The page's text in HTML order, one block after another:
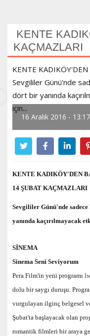
KENTE
KAÇMAZLARI
KENTE
Sevgililer Günü'nde
dört bir yanında
için...
16 Aralık 2016 - 13:17
KENTE KADIKÖY'DEN
14 ŞUBAT KAÇMAZLARI
Sevgililer Günü'nde
yanında kaçırılmayacak
SİNEMA
Sinema Seni Seviyorum
Pera Film'in yeni programı
dolu bir saygı duruşu.
vurgulayan ilginç belgesel
Şubat'ta başlayacak olan
romantik filmleri bir araya